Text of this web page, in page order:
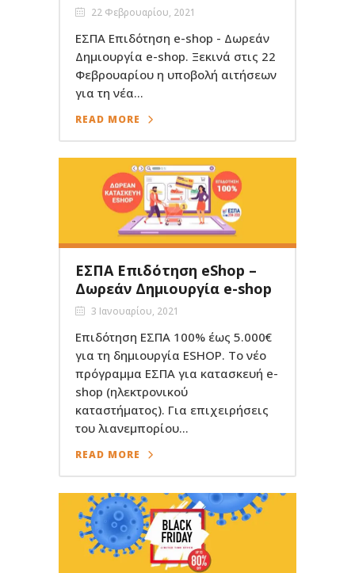
22 Φεβρουαρίου, 2021
ΕΣΠΑ Επιδότηση e-shop - Δωρεάν
Δημιουργία e-shop. Ξεκινά στις 22
Φεβρουαρίου η υποβολή αιτήσεων
για τη νέα...
READ MORE
ΕΣΠΑ Επιδότηση eShop –
Δωρεάν Δημιουργία e-shop
3 Ιανουαρίου, 2021
Επιδότηση ΕΣΠΑ 100% έως 5.000€
για τη δημιουργία ESHOP. Το νέο
πρόγραμμα ΕΣΠΑ για κατασκευή e-
shop (ηλεκτρονικού
καταστήματος). Για επιχειρήσεις
του λιανεμπορίου...
READ MORE